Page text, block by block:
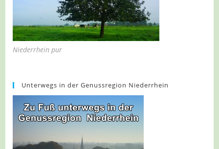
Niederrhein pur
Unterwegs in der Genussregion Niederrhein